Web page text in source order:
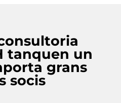
tanquen un
grans
socis